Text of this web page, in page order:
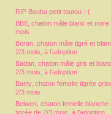
RIP Bouba petit toutou :-(
BB8, chaton mâle blanc et noire
mois
Boran, chaton mâle tigré et
2/3 mois, à l'adoption
Badan, chaton mâle gris et
2/3 mois, à l'adoption
Baely, chaton femelle tigrée
2/3 mois
Belwen, chaton femelle blanche
tigrée de 2/3 mois, à l'adoption